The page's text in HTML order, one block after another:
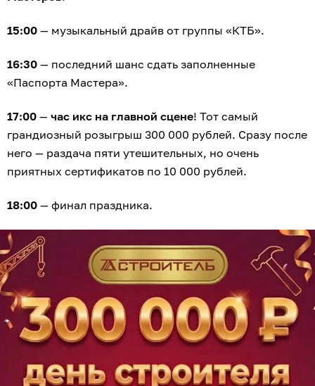
15:00 — музыкальный драйв от группы «КТБ».
16:30 — последний шанс сдать заполненные
«Паспорта Мастера».
17:00 — час икс на главной сцене! Тот самый
грандиозный розыгрыш 300 000 рублей. Сразу после
него — раздача пяти утешительных, но очень
приятных сертификатов по 10 000 рублей.
18:00 — финал праздника.